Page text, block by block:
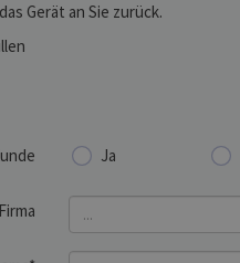
Gerät an Sie zurück.
Ja
Firma